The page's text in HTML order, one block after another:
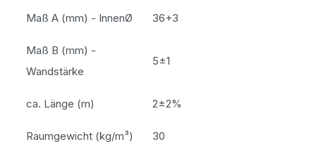
Maß A (mm) - InnenØ 36+3
Maß B (mm) -
Wandstärke
5±1
ca. Länge (m) 2±2%
Raumgewicht (kg/m³) 30